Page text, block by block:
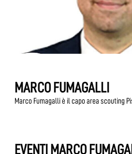
MARCO FUMAGALLI
Marco Fumagalli è il capo area scouting
EVENTI MARCO